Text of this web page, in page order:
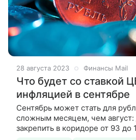
28 августа 2023 Финансы Mail
Что будет со ставкой
инфляцией в сентябре
Сентябрь может стать для
сложным месяцем, чем август:
закрепить в коридоре от 93 до